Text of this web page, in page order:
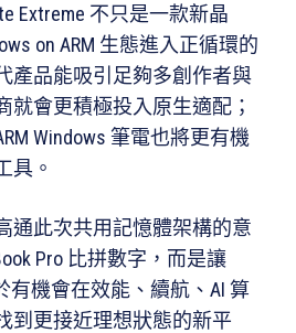
Extreme 不只是一款新晶
on ARM 生態進入正循環的
產品能吸引足夠多創作者與
就會更積極投入原生適配；
Windows 筆電也將更有機
具。
通此次共用記憶體架構的意
Pro 比拼數字，而是讓
有機會在效能、續航、AI 算
到更接近理想狀態的新平